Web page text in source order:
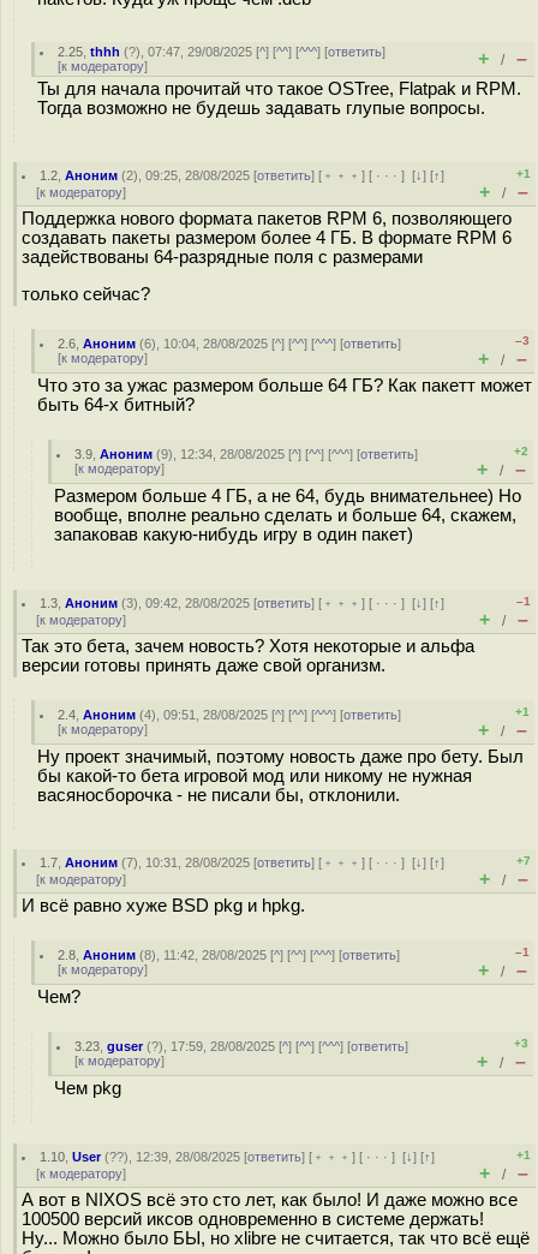
2.25 ,thhh (?), 07:47, 29/08/2025 [^] [^^] [^^^] [ответить]
[к модератору] + / –
Ты для начала прочитай что такое OSTree, Flatpak и RPM.
Тогда возможно не будешь задавать глупые вопросы.
1.2 ,Аноним (2), 09:25, 28/08/2025 [ответить] [ ﹢﹢﹢] [ · · ·][↓] [↑]
[к модератору]
+1
+ / –
Поддержка нового формата пакетов RPM 6, позволяющего
создавать пакеты размером более 4 ГБ. В формате RPM 6
задействованы 64-разрядные поля с размерами
только сейчас?
2.6 ,Аноним (6), 10:04, 28/08/2025 [^] [^^] [^^^] [ответить]
[к модератору]
–3
+ / –
Что это за ужас размером больше 64 ГБ? Как пакетт может
быть 64-х битный?
3.9 ,Аноним (9), 12:34, 28/08/2025 [^] [^^] [^^^] [ответить]
[к модератору]
+2
+ / –
Размером больше 4 ГБ, а не 64, будь внимательнее) Но
вообще, вполне реально сделать и больше 64, скажем,
запаковав какую-нибудь игру в один пакет)
1.3 ,Аноним (3), 09:42, 28/08/2025 [ответить] [ ﹢﹢﹢] [ · · ·][↓] [↑]
[к модератору]
–1
+ / –
Так это бета, зачем новость? Хотя некоторые и альфа
версии готовы принять даже свой организм.
2.4 ,Аноним (4), 09:51, 28/08/2025 [^] [^^] [^^^] [ответить]
[к модератору]
+1
+ / –
Ну проект значимый, поэтому новость даже про бету. Был
бы какой-то бета игровой мод или никому не нужная
васяносборочка - не писали бы, отклонили.
1.7 ,Аноним (7), 10:31, 28/08/2025 [ответить] [ ﹢﹢﹢] [ · · ·][↓] [↑]
[к модератору]
+7
+ / –
И всё равно хуже BSD pkg и hpkg.
2.8 ,Аноним (8), 11:42, 28/08/2025 [^] [^^] [^^^] [ответить]
[к модератору]
–1
+ / –
Чем?
3.23 ,guser(?), 17:59, 28/08/2025 [^] [^^] [^^^] [ответить]
[к модератору]
+3
+ / –
Чем pkg
1.10 ,User(??), 12:39, 28/08/2025 [ответить] [ ﹢﹢﹢] [ · · ·][↓] [↑]
[к модератору]
+1
+ / –
А вот в NIXOS всё это сто лет, как было! И даже можно все
100500 версий иксов одновременно в системе держать!
Ну... Можно было БЫ, но xlibre не считается, так что всё ещё